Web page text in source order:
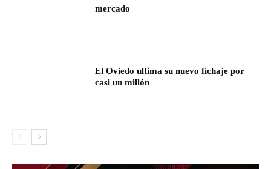
mercado
El Oviedo ultima su nuevo fichaje por
casi un millón